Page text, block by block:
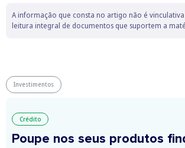
A informação que consta no artigo não é
leitura integral de documentos que suportem a
Investimentos
Crédito
Poupe nos seus produtos